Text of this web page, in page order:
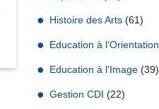
Histoire des Arts (61)
Education à l'Orientation
Education à l'Image (39)
Gestion CDI (22)